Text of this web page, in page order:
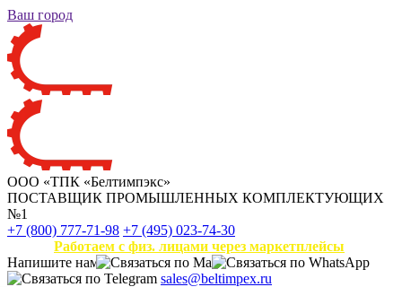
Ваш город
ООО «ТПК «Белтимпэкс»
ПОСТАВЩИК ПРОМЫШЛЕННЫХ КОМПЛЕКТУЮЩИХ
№1
+7 (800) 777-71-98 +7 (495) 023-74-30
Работаем с физ. лицами через маркетплейсы
Напишите нам
sales@beltimpex.ru